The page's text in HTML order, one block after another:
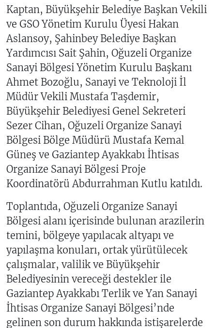
Kaptan, Büyükşehir Belediye Başkan Vekili
ve GSO Yönetim Kurulu Üyesi Hakan
Aslansoy, Şahinbey Belediye Başkan
Yardımcısı Sait Şahin, Oğuzeli Organize
Sanayi Bölgesi Yönetim Kurulu Başkanı
Ahmet Bozoğlu, Sanayi ve Teknoloji İl
Müdür Vekili Mustafa Taşdemir,
Büyükşehir Belediyesi Genel Sekreteri
Sezer Cihan, Oğuzeli Organize Sanayi
Bölgesi Bölge Müdürü Mustafa Kemal
Güneş ve Gaziantep Ayakkabı İhtisas
Organize Sanayi Bölgesi Proje
Koordinatörü Abdurrahman Kutlu katıldı.
Toplantıda, Oğuzeli Organize Sanayi
Bölgesi alanı içerisinde bulunan arazilerin
temini, bölgeye yapılacak altyapı ve
yapılaşma konuları, ortak yürütülecek
çalışmalar, valilik ve Büyükşehir
Belediyesinin vereceği destekler ile
Gaziantep Ayakkabı Terlik ve Yan Sanayi
İhtisas Organize Sanayi Bölgesi’nde
gelinen son durum hakkında istişarelerde